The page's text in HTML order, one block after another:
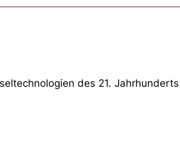
des 21.